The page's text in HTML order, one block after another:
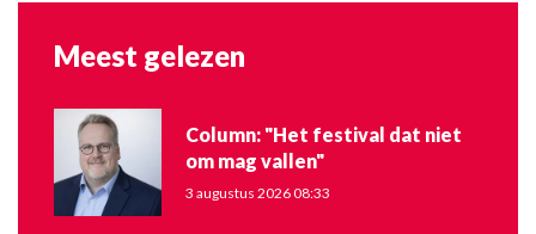
Meest gelezen
Column: "Het festival dat niet
om mag vallen"
3 augustus 2026 08:33